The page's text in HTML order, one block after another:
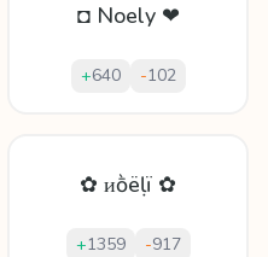
◘ Noely ❤
+640 -102
✿ ᴎṑëḷï ✿
+1359 -917